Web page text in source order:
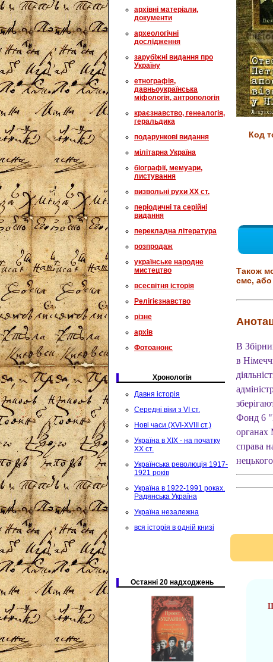
архівні матеріали,
документи
археологічні
дослідження
зарубіжні видання про
Україну
етнографія,
давньоукраїнська
міфологія, антропологія
краєзнавство, генеалогія,
геральдика
подарункові видання
мілітарна Україна
біографії, мемуари,
листування
визвольні рухи XX ст.
періодичні та серійні
видання
перекладна література
розпродаж
українське народне
мистецтво
всесвітня історія
Релігієзнавство
різне
архів
Фотоанонс
Хронологія
Давня історія
Середні віки з VI ст.
Нові часи (XVI-XVIII ст.)
Україна в XIX - на початку
XX ст.
Українська революція 1917-
1921 років
Україна в 1922-1991 роках.
Радянська Україна
Україна незалежна
вся історія в одній книзі
Останні 20 надходжень
Код
Також
смс,
В
в
Фонд 6
справа